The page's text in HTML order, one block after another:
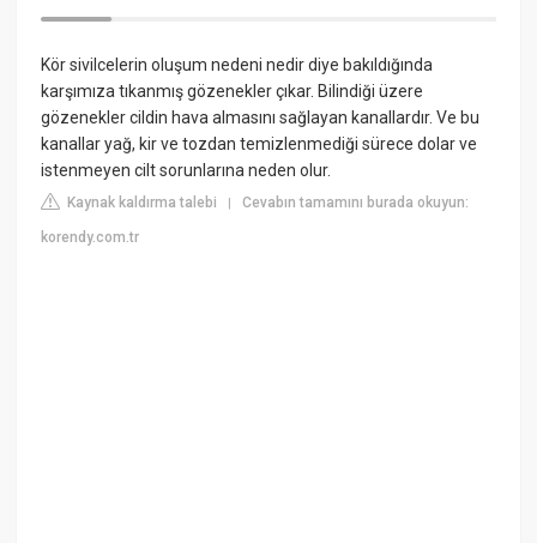
Kör sivilcelerin oluşum nedeni nedir diye bakıldığında
karşımıza tıkanmış gözenekler çıkar. Bilindiği üzere
gözenekler cildin hava almasını sağlayan kanallardır. Ve bu
kanallar yağ, kir ve tozdan temizlenmediği sürece dolar ve
istenmeyen cilt sorunlarına neden olur.
Kaynak kaldırma talebi |Cevabın tamamını burada okuyun:
korendy.com.tr